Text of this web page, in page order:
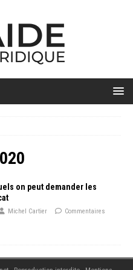
on peut demander les
Michel Cartier
Commentaires